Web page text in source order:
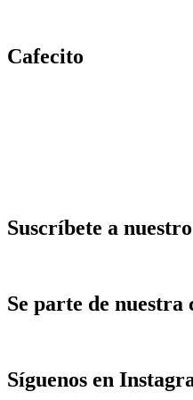
Cafecito
Suscríbete a
Se parte de nuestra
Síguenos en